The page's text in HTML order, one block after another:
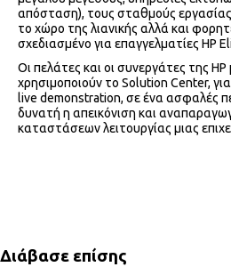
απόσταση), τους σταθμούς
το χώρο της λιανικής αλλά και
σχεδιασμένο για επαγγελματίες HP
Οι πελάτες και οι συνεργάτες της
χρησιμοποιούν το Solution Center,
live demonstration, σε ένα ασφαλές
δυνατή η απεικόνιση και
καταστάσεων λειτουργίας μιας
Διάβασε επίσης